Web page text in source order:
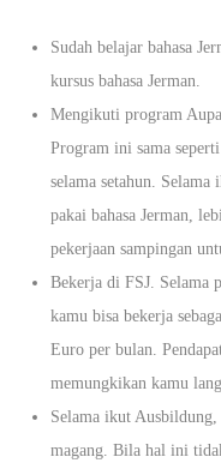
Sudah belajar bahasa
kursus bahasa Jerman.
Mengikuti program
Program ini sama
selama setahun.
pakai bahasa Jerman,
pekerjaan sampingan
Bekerja di FSJ. Selama
kamu bisa bekerja
Euro per bulan.
memungkikan kamu
Selama ikut
magang. Bila hal ini